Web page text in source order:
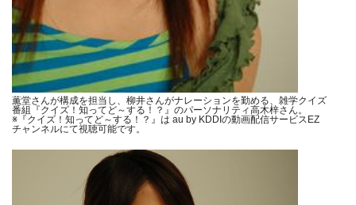
薫堂さんが構成を担当し、柳井さんがナレーションを勤める、雑学クイズ
番組『クイズ！知ってど～する！？』のパーソナリティ高木梓さん。
※『クイズ！知ってど～する！？』は au by KDDIの動画配信サービスEZ
チャンネルにて視聴可能です。